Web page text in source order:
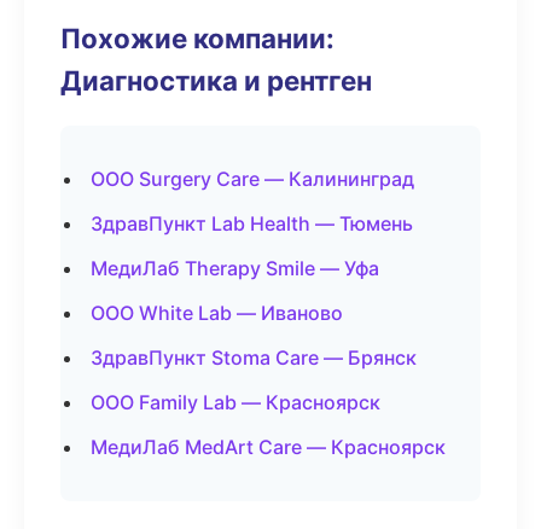
Похожие компании:
Диагностика и рентген
ООО Surgery Care — Калининград
ЗдравПункт Lab Health — Тюмень
МедиЛаб Therapy Smile — Уфа
ООО White Lab — Иваново
ЗдравПункт Stoma Care — Брянск
ООО Family Lab — Красноярск
МедиЛаб MedArt Care — Красноярск